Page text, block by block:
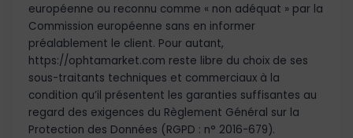
européenne ou reconnu comme « non adéquat » par la
Commission européenne sans en informer
préalablement le client. Pour autant,
https://ophtamarket.com reste libre du choix de ses
sous-traitants techniques et commerciaux à la
condition qu’il présentent les garanties suffisantes au
regard des exigences du Règlement Général sur la
Protection des Données (RGPD : n° 2016-679).